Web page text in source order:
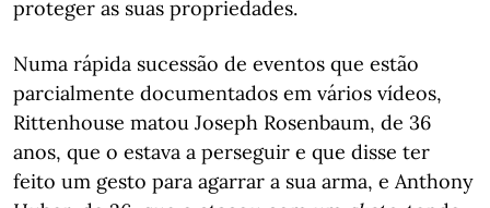
proteger as suas propriedades.
Numa rápida sucessão de eventos que estão
parcialmente documentados em vários vídeos,
Rittenhouse matou Joseph Rosenbaum, de 36
anos, que o estava a perseguir e que disse ter
feito um gesto para agarrar a sua arma, e Anthony